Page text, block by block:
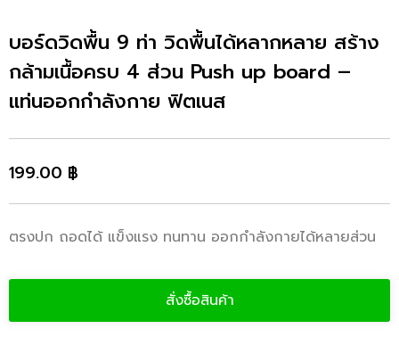
บอร์ดวิดพื้น 9 ท่า วิดพื้นได้หลากหลาย สร้าง
กล้ามเนื้อครบ 4 ส่วน Push up board –
แท่นออกกำลังกาย ฟิตเนส
199.00 ฿
ตรงปก ถอดได้ แข็งแรง ทนทาน ออกกำลังกายได้หลายส่วน
สั่งซื้อสินค้า